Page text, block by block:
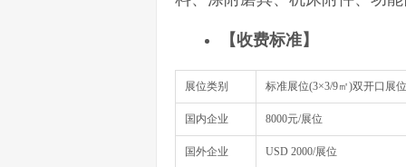
【收费标准】
展位类别 标准展位(3×3/9㎡)双开口展
国内企业 8000元/展位
国外企业 USD 2000/展位